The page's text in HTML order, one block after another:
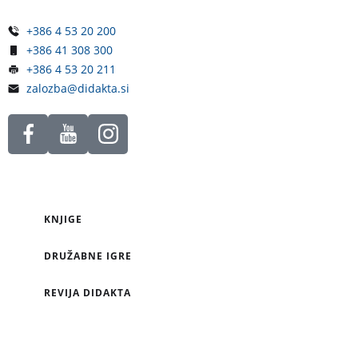
+386 4 53 20 200
+386 41 308 300
+386 4 53 20 211
zalozba@didakta.si
KNJIGE
DRUŽABNE IGRE
REVIJA DIDAKTA